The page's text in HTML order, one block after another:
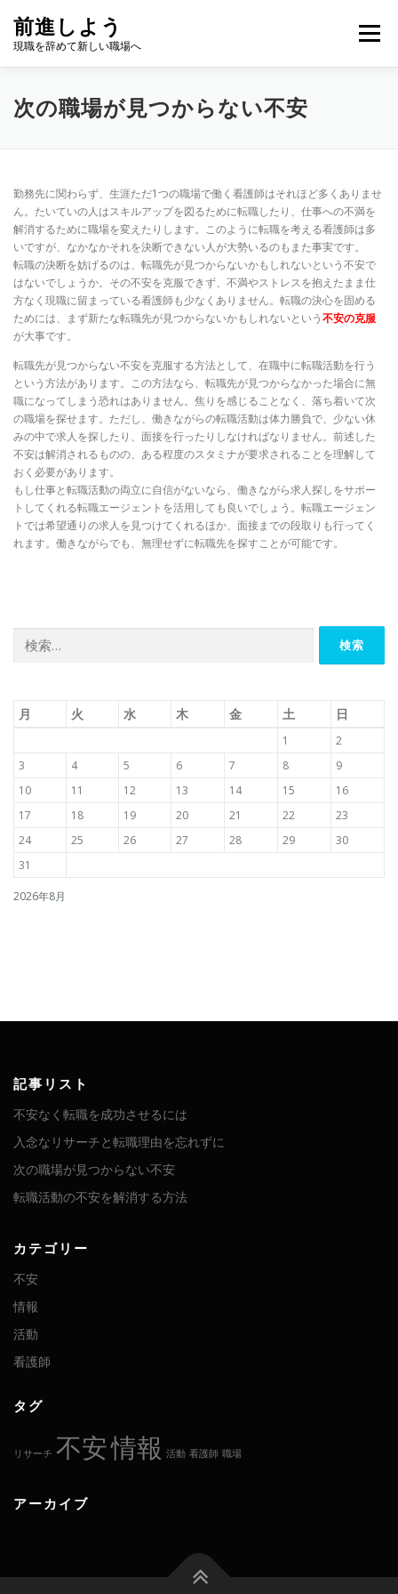
前進しよう
現職を辞めて新しい職場へ
メニュー
次の職場が見つからない不安
勤務先に関わらず、生涯ただ1つの職場で働く看護師はそれほど多くありませ
ん。たいていの人はスキルアップを図るために転職したり、仕事への不満を
解消するために職場を変えたりします。このように転職を考える看護師は多
いですが、なかなかそれを決断できない人が大勢いるのもまた事実です。
転職の決断を妨げるのは、転職先が見つからないかもしれないという不安で
はないでしょうか。その不安を克服できず、不満やストレスを抱えたまま仕
方なく現職に留まっている看護師も少なくありません。転職の決心を固める
ためには、まず新たな転職先が見つからないかもしれないという不安の克服
が大事です。
転職先が見つからない不安を克服する方法として、在職中に転職活動を行う
という方法があります。この方法なら、転職先が見つからなかった場合に無
職になってしまう恐れはありません。焦りを感じることなく、落ち着いて次
の職場を探せます。ただし、働きながらの転職活動は体力勝負で、少ない休
みの中で求人を探したり、面接を行ったりしなければなりません。前述した
不安は解消されるものの、ある程度のスタミナが要求されることを理解して
おく必要があります。
もし仕事と転職活動の両立に自信がないなら、働きながら求人探しをサポー
トしてくれる転職エージェントを活用しても良いでしょう。転職エージェン
トでは希望通りの求人を見つけてくれるほか、面接までの段取りも行ってく
れます。働きながらでも、無理せずに転職先を探すことが可能です。
索:
2026年8月
月 火 水 木 金 土 日
1
2
3
4 5 6 7 8
9
10
11 12 13 14 15
16
17
18 19 20 21 22
23
24
25 26 27 28 29
30
31
記事リスト
不安なく転職を成功させるには
入念なリサーチと転職理由を忘れずに
次の職場が見つからない不安
転職活動の不安を解消する方法
カテゴリー
不安
情報
活動
看護師
タグ
リサーチ 不安情報 活動 看護師 職場
アーカイブ